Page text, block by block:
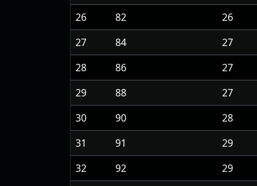
26
82 26
27
84 27
28
86 27
29
88 27
30
90 28
31
91 29
32
92 29